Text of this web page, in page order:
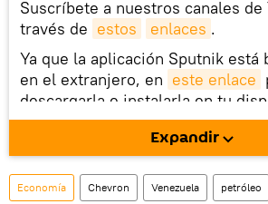
Suscríbete a nuestros canales de
través de estos enlaces .
Ya que la aplicación Sputnik está
en el extranjero, en este enlace
descargarla e instalarla en tu
móvil (¡solo para Android!).
También tenemos una cuenta en
social rusa VK .
Expandir
Economía Chevron Venezuela petróleo